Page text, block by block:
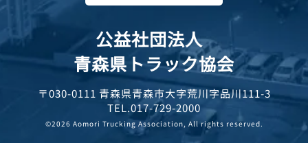
公益社団法人
青森県トラック協会
〒030-0111 青森県青森市大字荒川字品川111-3
TEL.017-729-2000
©2026 Aomori Trucking Association, All rights reserved.